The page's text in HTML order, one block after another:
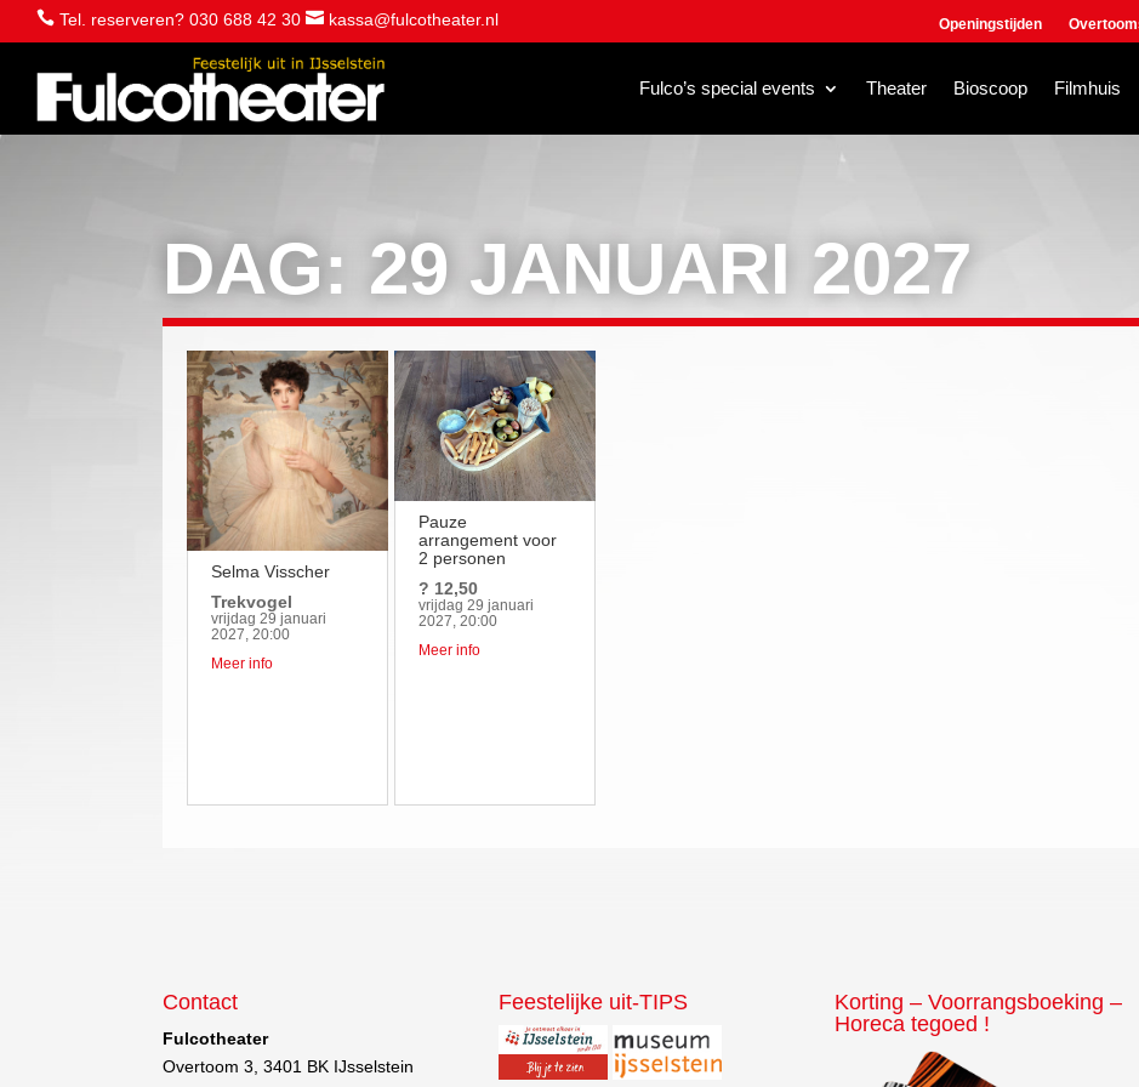
 Tel. reserveren? 030 688 42 30  kassa@fulcotheater.nl Openingstijden
Fulco’s special events Theater Bioscoop Filmhuis
DAG: 29 JANUARI 2027
Selma Visscher
Trekvogel
vrijdag 29 januari
2027, 20:00
Meer info
Pauze
arrangement voor
2 personen
? 12,50
vrijdag 29 januari
2027, 20:00
Meer info
Contact
Fulcotheater
Overtoom 3, 3401 BK IJsselstein
Feestelijke uit-TIPS
Korting – Voorrangsboeking –
Horeca tegoed !